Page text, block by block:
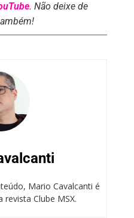
. Não deixe de
Mario Cavalcanti é
Clube MSX.